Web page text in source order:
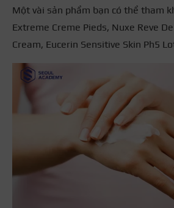
Một vài sản phẩm bạn có thể tham
Extreme Creme Pieds, Nuxe Reve
Cream, Eucerin Sensitive Skin Ph5